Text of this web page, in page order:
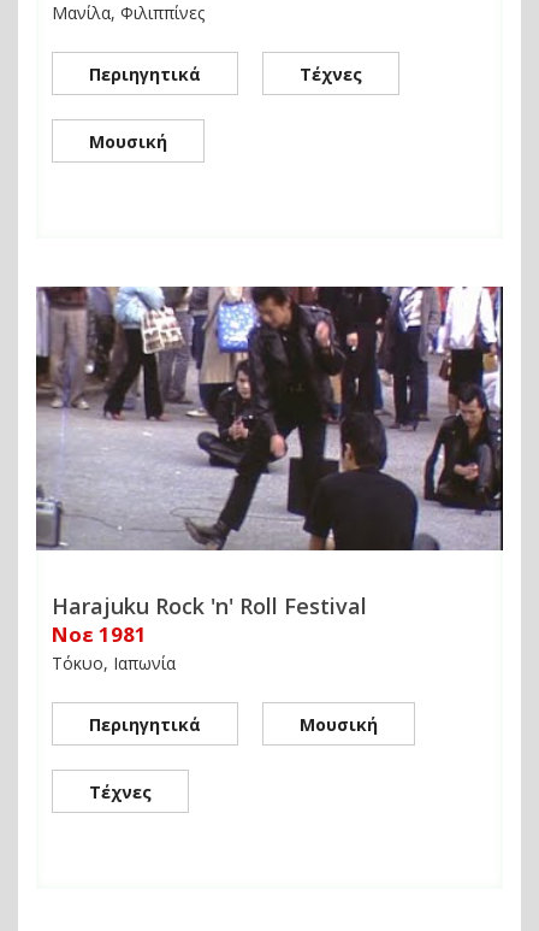
Μανίλα, Φιλιππίνες
Περιηγητικά Τέχνες
Μουσική
Harajuku Rock 'n' Roll Festival
Νοε 1981
Τόκυο, Ιαπωνία
Περιηγητικά Μουσική
Τέχνες